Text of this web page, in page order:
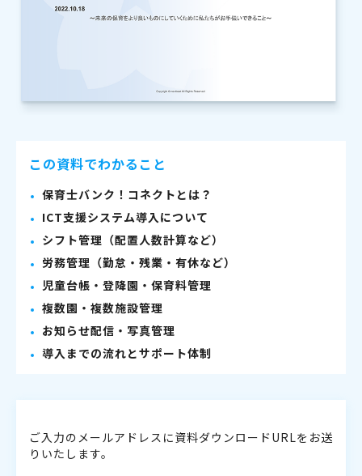
この資料でわかること
保育士バンク！コネクトとは？
ICT支援システム導入について
シフト管理（配置人数計算など）
労務管理（勤怠・残業・有休など）
児童台帳・登降園・保育料管理
複数園・複数施設管理
お知らせ配信・写真管理
導入までの流れとサポート体制
ご入力のメールアドレスに資料ダウンロードURLをお送
りいたします。